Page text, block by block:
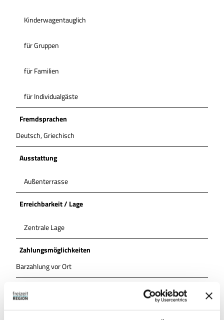
Kinderwagentauglich
für Gruppen
für Familien
für Individualgäste
Fremdsprachen
Deutsch, Griechisch
Ausstattung
Außenterrasse
Erreichbarkeit / Lage
Zentrale Lage
Zahlungsmöglichkeiten
Barzahlung vor Ort
Frühstück